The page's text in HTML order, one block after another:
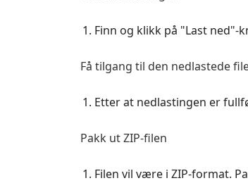
Finn og klikk på "Last ned"-
Få tilgang til den nedlastede
Etter at nedlastingen er
Pakk ut ZIP-filen
Filen vil være i ZIP-format.